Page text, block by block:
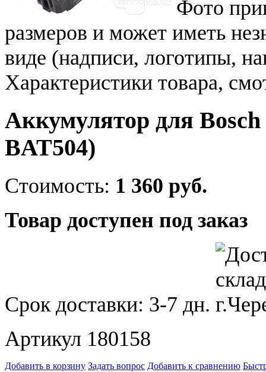
Фото
размеров и может иметь
виде (надписи, логотипы,
Характеристики товара,
Аккумулятор для
BAT504)
Стоимость: 1 360 руб.
Товар доступен под заказ
Срок доставки: 3-7 дн.
Артикул 180158
Добавить в корзину Задать вопрос Добавить к сравнению